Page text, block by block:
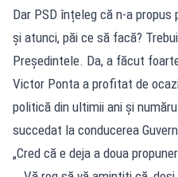
Dar PSD înțeleg că n-a
și atunci, păi ce să facă?
Președintele. Da, a făcut
Victor Ponta a profitat de
politică din ultimii ani și
succedat la conducerea
„Cred că e deja a doua